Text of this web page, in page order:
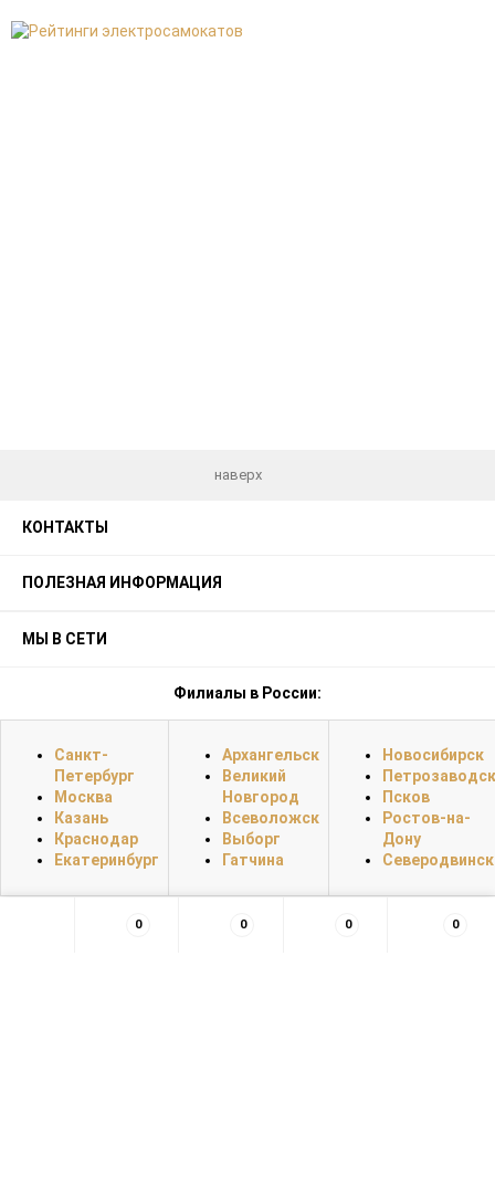
наверх
КОНТАКТЫ
ПОЛЕЗНАЯ ИНФОРМАЦИЯ
МЫ В СЕТИ
Филиалы в России:
Санкт-
Петербург
Москва
Казань
Краснодар
Екатеринбург
Архангельск
Великий
Новгород
Всеволожск
Выборг
Гатчина
Новосибирск
Петрозаводск
Псков
Ростов-на-
Дону
Северодвинск
0 0 0 0